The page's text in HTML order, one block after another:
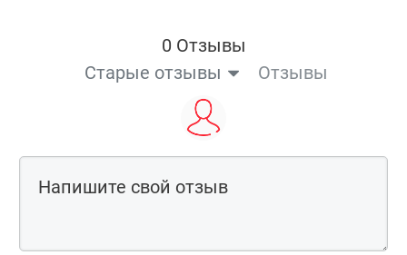
0 Отзывы
Старые отзывы
Отзывы